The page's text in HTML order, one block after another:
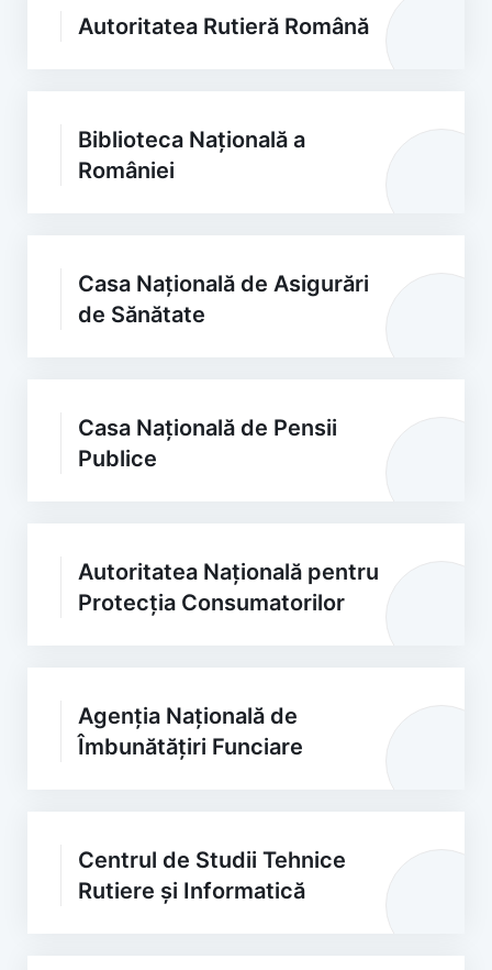
Autoritatea Rutieră Română
Biblioteca Națională a
României
Casa Națională de Asigurări
de Sănătate
Casa Națională de Pensii
Publice
Autoritatea Națională pentru
Protecția Consumatorilor
Agenția Națională de
Îmbunătățiri Funciare
Centrul de Studii Tehnice
Rutiere și Informatică